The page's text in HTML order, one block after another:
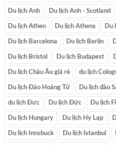
Du lịch Anh Du lịch Anh - Scotland
Du lịch Athen Du lịch Athens Du
Du lịch Barcelona Du lịch Berlin
Du lịch Bristol Du lịch Budapest
Du lịch Châu Âu giá rẻ du lịch
Du lịch Đảo Hoàng Tử Du lịch đảo
du lịch Đưc Du lịch Đức Du lịch
Du lịch Hungary Du lịch Hy Lạp
Du lịch Innsbuck Du lịch Istanbul